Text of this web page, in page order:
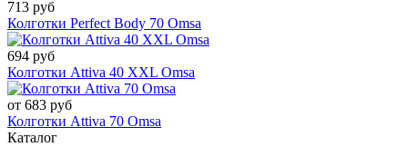
713 руб
Колготки Perfect Body 70 Omsa
694 руб
Колготки Attiva 40 XXL Omsa
от 683 руб
Колготки Attiva 70 Omsa
Каталог